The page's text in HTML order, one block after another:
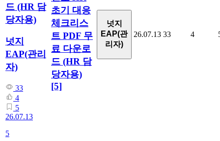
드 (HR 담
당자용)
넛지
EAP(관리
자)
33
4
5
26.07.13
5
초기 대응
체크리스
트 PDF 무
료 다운로
드 (HR 담
당자용)
[5]
넛지
EAP(관
리자)
26.07.13 33 4